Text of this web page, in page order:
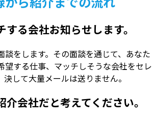
する会社お知らせします。
談をします。その面談を通じて、あなた
望する仕事、マッチしそうな会社をセレ
して大量メールは送りません。
会社だと考えてください。